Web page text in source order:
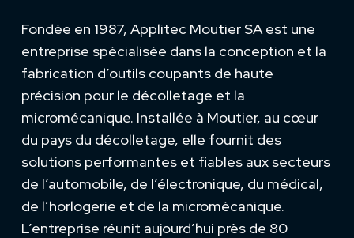
Fondée en 1987, Applitec Moutier SA est une
entreprise spécialisée dans la conception et la
fabrication d’outils coupants de haute
précision pour le décolletage et la
micromécanique. Installée à Moutier, au cœur
du pays du décolletage, elle fournit des
solutions performantes et fiables aux secteurs
de l’automobile, de l’électronique, du médical,
de l’horlogerie et de la micromécanique.
L’entreprise réunit aujourd’hui près de 80